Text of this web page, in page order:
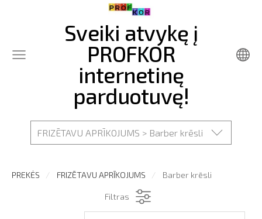
Sveiki atvykę į
PROFKOR
internetinę
parduotuvę!
FRIZĒTAVU APRĪKOJUMS > Barber krēsli
PREKĖS FRIZĒTAVU APRĪKOJUMS Barber krēsli
Filtras